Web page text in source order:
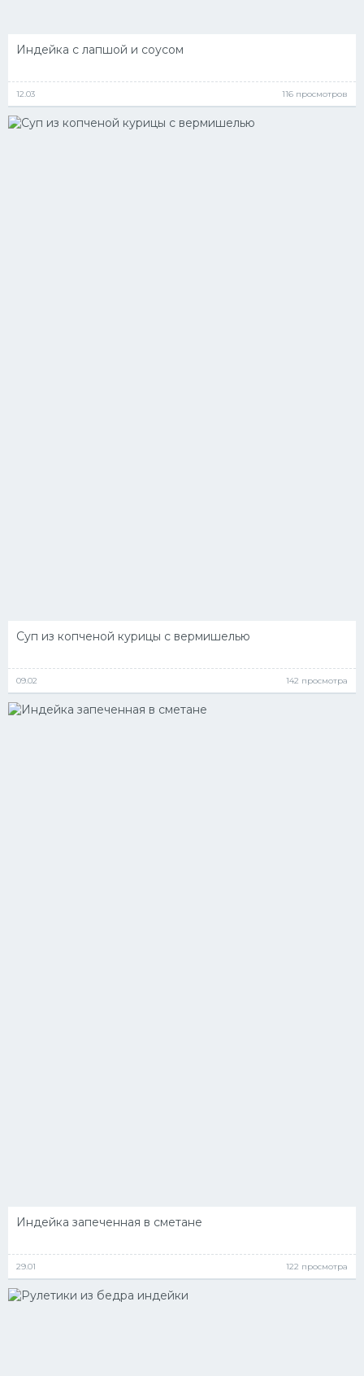
Индейка с лапшой и соусом
12.03 116 просмотров
Суп из копченой курицы с вермишелью
09.02 142 просмотра
Индейка запеченная в сметане
29.01 122 просмотра